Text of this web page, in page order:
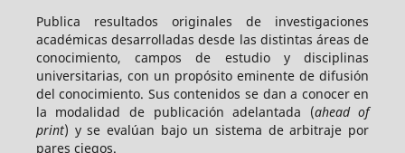
Publica resultados originales de investigaciones
académicas desarrolladas desde las distintas áreas de
conocimiento, campos de estudio y disciplinas
universitarias, con un propósito eminente de difusión
del conocimiento. Sus contenidos se dan a conocer en
la modalidad de publicación adelantada (ahead of
print) y se evalúan bajo un sistema de arbitraje por
pares ciegos.